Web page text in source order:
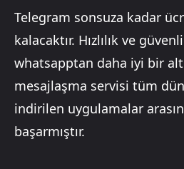
Telegram sonsuza kadar
kalacaktır. Hızlılık ve
whatsapptan daha iyi bir alt
mesajlaşma servisi tüm
indirilen uygulamalar
başarmıştır.